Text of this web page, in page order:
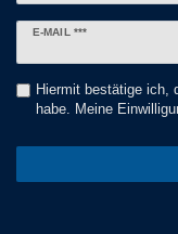
E-MAIL ***
Newsletter
Hiermit bestätige ich,
habe. Meine